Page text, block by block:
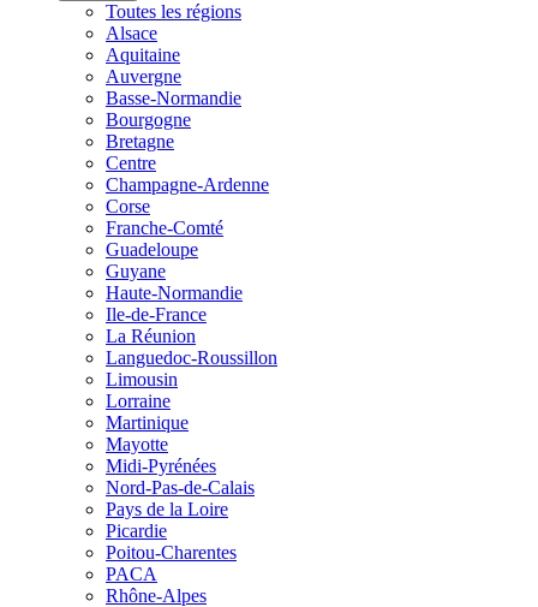
Toutes les régions
Alsace
Aquitaine
Auvergne
Basse-Normandie
Bourgogne
Bretagne
Centre
Champagne-Ardenne
Corse
Franche-Comté
Guadeloupe
Guyane
Haute-Normandie
Ile-de-France
La Réunion
Languedoc-Roussillon
Limousin
Lorraine
Martinique
Mayotte
Midi-Pyrénées
Nord-Pas-de-Calais
Pays de la Loire
Picardie
Poitou-Charentes
PACA
Rhône-Alpes